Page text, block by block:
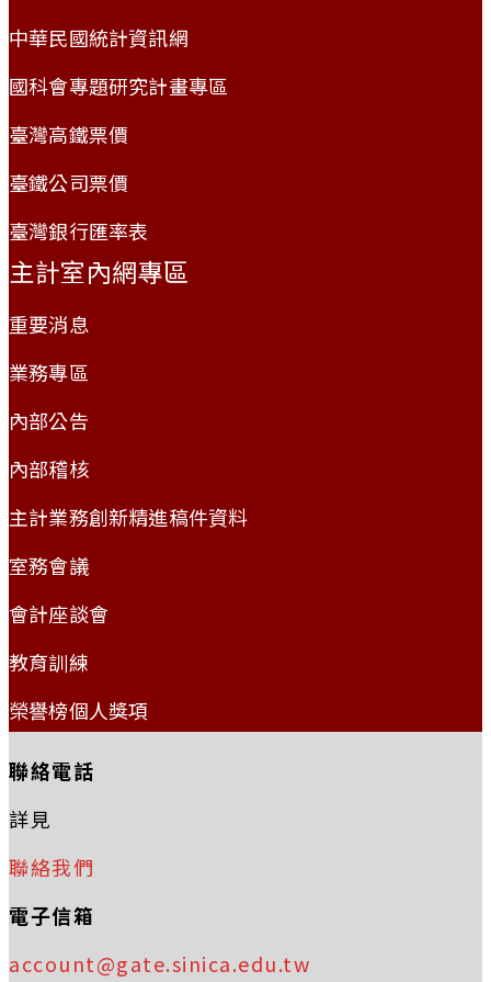
中華民國統計資訊網
國科會專題研究計畫專區
臺灣高鐵票價
臺鐵公司票價
臺灣銀行匯率表
主計室內網專區
重要消息
業務專區
內部公告
內部稽核
主計業務創新精進稿件資料
室務會議
會計座談會
教育訓練
榮譽榜個人獎項
聯絡電話
詳見
聯絡我們
電子信箱
account@gate.sinica.edu.tw